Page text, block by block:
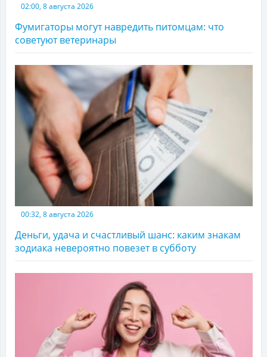
02:00, 8 августа 2026
Фумигаторы могут навредить питомцам: что
советуют ветеринары
00:32, 8 августа 2026
Деньги, удача и счастливый шанс: каким знакам
зодиака невероятно повезет в субботу